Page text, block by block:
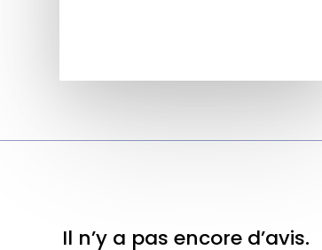
Il n’y a pas encore d’avis.